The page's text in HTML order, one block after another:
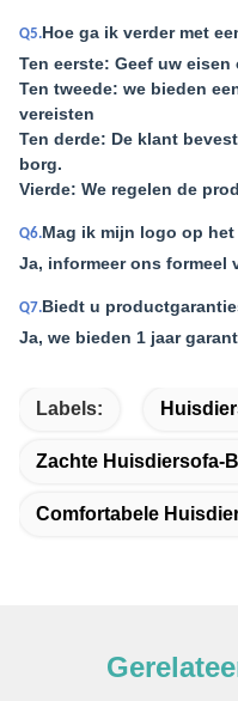
Q5.Hoe ga ik verder met
Ten eerste: Geef uw eisen
Ten tweede: we bieden
vereisten
Ten derde: De klant
borg.
Vierde: We regelen de
Q6.Mag ik mijn logo op
Ja, informeer ons formeel
Q7.Biedt u
Ja, we bieden 1 jaar
Labels:
Zachte Huisdiersofa-
Comfortabele